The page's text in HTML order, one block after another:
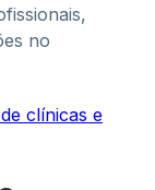
no
clínicas e